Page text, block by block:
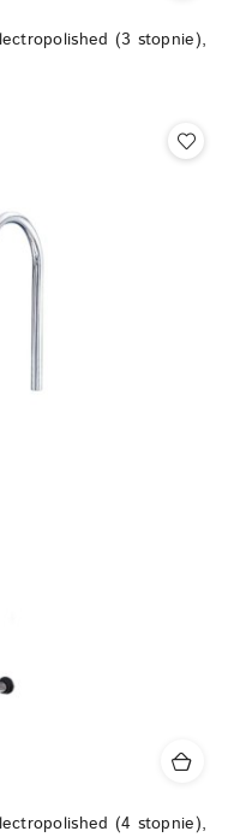
(3 stopnie),
(4 stopnie),